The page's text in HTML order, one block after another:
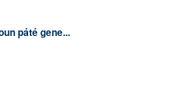
páté gene...